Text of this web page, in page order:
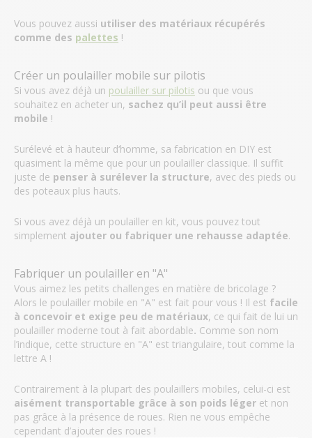
Vous pouvez aussi utiliser des matériaux récupérés
comme des palettes !
Créer un poulailler mobile sur pilotis
Si vous avez déjà un poulailler sur pilotis ou que vous
souhaitez en acheter un, sachez qu’il peut aussi être
mobile !
Surélevé et à hauteur d‘homme, sa fabrication en DIY est
quasiment la même que pour un poulailler classique. Il suffit
juste de penser à surélever la structure, avec des pieds ou
des poteaux plus hauts.
Si vous avez déjà un poulailler en kit, vous pouvez tout
simplement ajouter ou fabriquer une rehausse adaptée.
Fabriquer un poulailler en "A"
Vous aimez les petits challenges en matière de bricolage ?
Alors le poulailler mobile en "A" est fait pour vous ! Il est facile
à concevoir et exige peu de matériaux, ce qui fait de lui un
poulailler moderne tout à fait abordable. Comme son nom
l’indique, cette structure en "A" est triangulaire, tout comme la
lettre A !
Contrairement à la plupart des poulaillers mobiles, celui-ci est
aisément transportable grâce à son poids léger et non
pas grâce à la présence de roues. Rien ne vous empêche
cependant d’ajouter des roues !